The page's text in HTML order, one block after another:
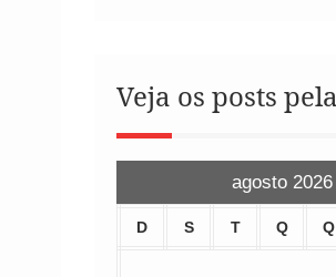
Veja os posts
agosto 2026
D S T Q Q